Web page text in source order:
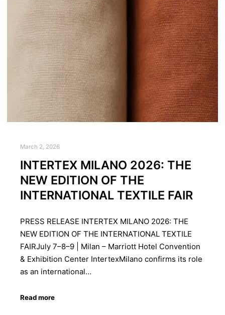
March 2, 2026
INTERTEX MILANO 2026: THE
NEW EDITION OF THE
INTERNATIONAL TEXTILE FAIR
PRESS RELEASE INTERTEX MILANO 2026: THE
NEW EDITION OF THE INTERNATIONAL TEXTILE
FAIRJuly 7–8–9 | Milan – Marriott Hotel Convention
& Exhibition Center IntertexMilano confirms its role
as an international…
Read more